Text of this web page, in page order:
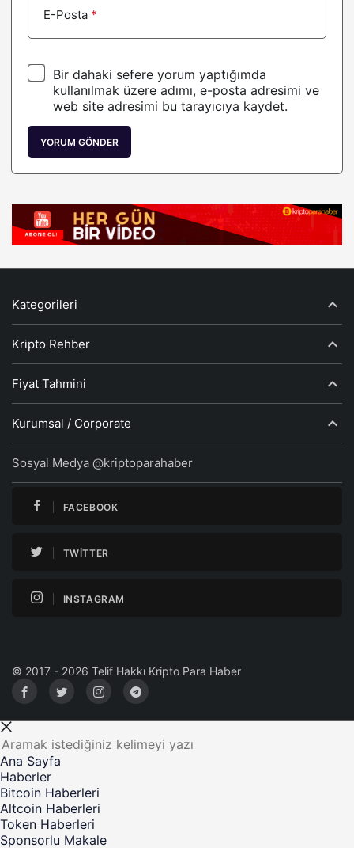
Aptos
TrueUSD 1,00 0%
E-Posta *
Bir dahaki sefere yorum yaptığımda
kullanılmak üzere adımı, e-posta adresimi ve
web site adresimi bu tarayıcıya kaydet.
YORUM GÖNDER
Kategorileri
Kripto Rehber
Fiyat Tahmini
Kurumsal / Corporate
Sosyal Medya @kriptoparahaber
FACEBOOK
TWITTER
INSTAGRAM
© 2017 - 2026 Telif Hakkı Kripto Para Haber
Ana Sayfa
Haberler
Bitcoin Haberleri
Altcoin Haberleri
Token Haberleri
Sponsorlu Makale